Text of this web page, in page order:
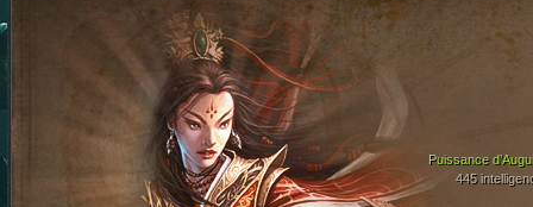
Puissance
445